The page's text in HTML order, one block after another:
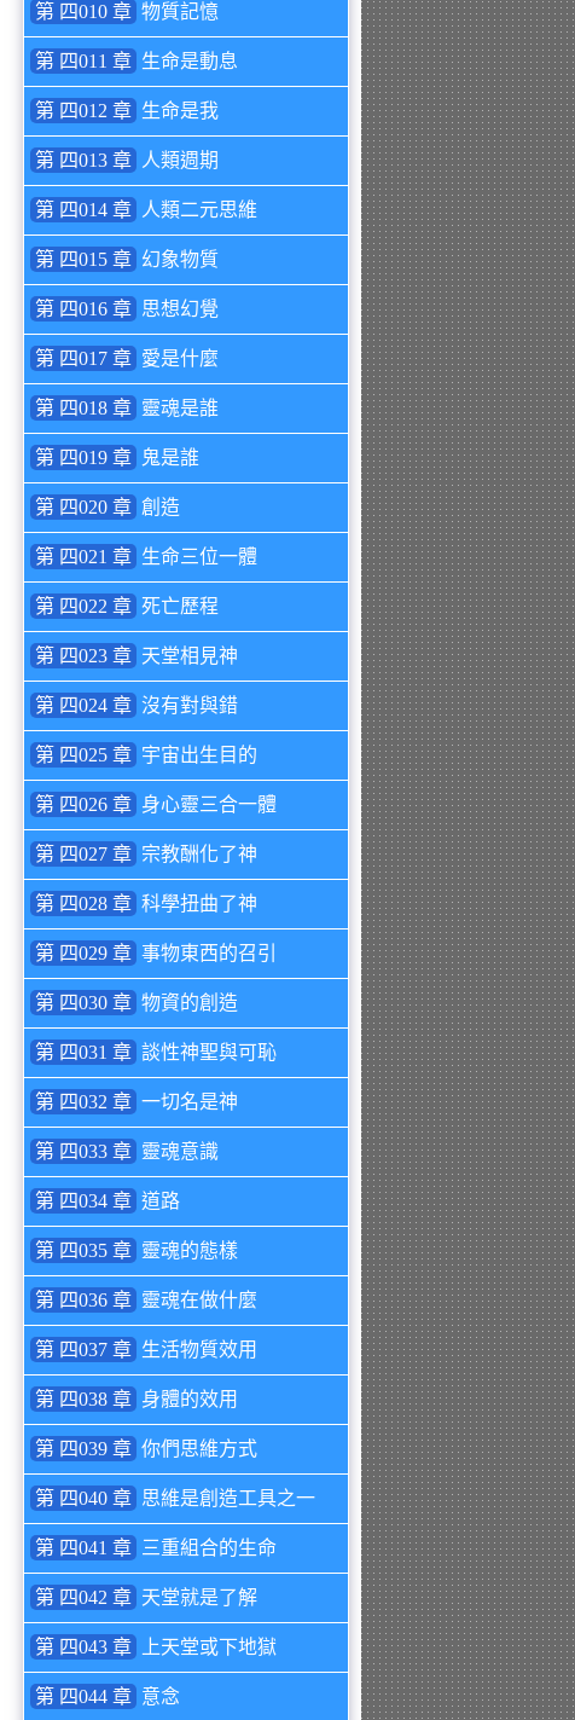
第 四010 章 物質記憶
第 四011 章 生命是動息
第 四012 章 生命是我
第 四013 章 人類週期
第 四014 章 人類二元思維
第 四015 章 幻象物質
第 四016 章 思想幻覺
第 四017 章 愛是什麼
第 四018 章 靈魂是誰
第 四019 章 鬼是誰
第 四020 章 創造
第 四021 章 生命三位一體
第 四022 章 死亡歷程
第 四023 章 天堂相見神
第 四024 章 沒有對與錯
第 四025 章 宇宙出生目的
第 四026 章 身心靈三合一體
第 四027 章 宗教酬化了神
第 四028 章 科學扭曲了神
第 四029 章 事物東西的召引
第 四030 章 物資的創造
第 四031 章 談性神聖與可恥
第 四032 章 一切名是神
第 四033 章 靈魂意識
第 四034 章 道路
第 四035 章 靈魂的態樣
第 四036 章 靈魂在做什麼
第 四037 章 生活物質效用
第 四038 章 身體的效用
第 四039 章 你們思維方式
第 四040 章 思維是創造工具之一
第 四041 章 三重組合的生命
第 四042 章 天堂就是了解
第 四043 章 上天堂或下地獄
第 四044 章 意念